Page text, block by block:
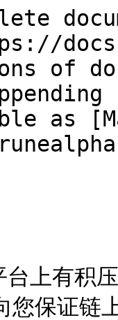
of
as
上有积
您保证链